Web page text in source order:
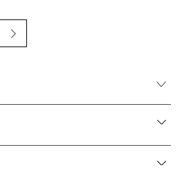
+
+